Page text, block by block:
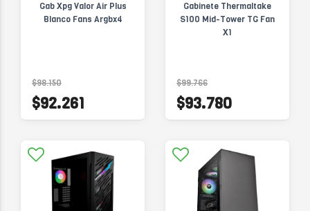
Gab Xpg Valor Air Plus
Blanco Fans Argbx4
$98.150
$92.261
Gabinete Thermaltake
S100 Mid-Tower TG Fan
X1
$99.766
$93.780